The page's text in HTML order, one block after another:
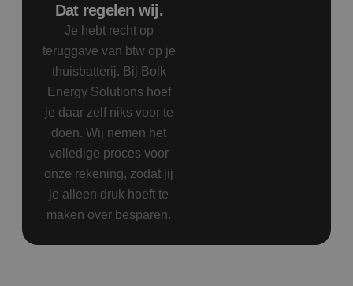
Dat regelen wij.
Je hebt recht op
teruggave van btw op je
thuisbatterij. Bij Bolk
Energy Solutions hoef
je daar zelf niks voor te
doen. Wij nemen het
volledige proces voor
onze rekening, zodat jij
je alleen druk hoeft te
maken over besparen.